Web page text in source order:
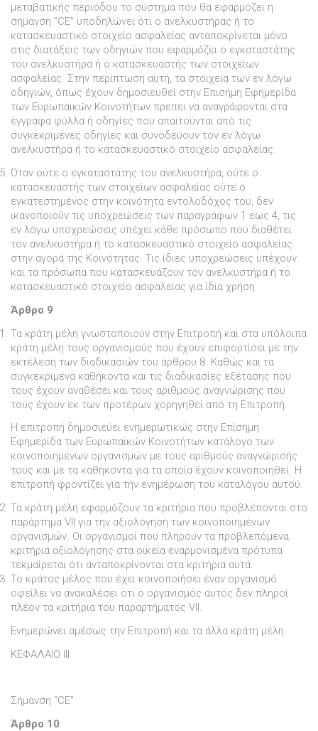
µεταβατικής περιόδου το σύστηµα που θα εφαρµόζει η
σήµανση “CE” υποδηλώνει ότι ο ανελκυστήρας ή το
κατασκευαστικό στοιχείο ασφαλείας ανταποκρίνεται µόνο
στις διατάξεις των οδηγιών που εφαρµόζει ο εγκαταστάτης
του ανελκυστήρα ή ο κατασκευαστής των στοιχείων
ασφαλείας. Στην περίπτωση αυτή, τα στοιχεία των εν λόγω
οδηγιών, όπως έχουν δηµοσιευθεί στην Επισήµη Εφηµερίδα
των Ευρωπαϊκών Κοινοτήτων πρεπει να αναγράφονται στα
έγγραφα φύλλα ή οδηγίες που απαιτούνται από τις
συγκεκριµένες οδηγίες και συνοδεύουν τον εν λόγω
ανελκυστήρα ή το κατασκευαστικό στοιχείο ασφαλείας.
Όταν ούτε ο εγκαταστάτης του ανελκυστήρα, ούτε ο
κατασκευαστής των στοιχείων ασφαλείας ούτε ο
εγκατεστηµένος στην κοινότητα εντολοδόχος του, δεν
ικανοποιούν τις υποχρεώσεις των παραγράφων 1 εως 4, τις
εν λόγω υποχρεώσεις υπέχει κάθε πρόσωπο που διαθέτει
τον ανελκυστήρα ή το κατασκευαστικό στοιχείο ασφαλείας
στην αγορά της Κοινότητας. Τις ίδιες υποχρεώσεις υπέχουν
και τα πρόσωπα που κατασκευάζουν τον ανελκυστήρα ή το
κατασκευαστικό στοιχείο ασφαλείας για ίδια χρήση.
Άρθρο 9
Τα κράτη µέλη γνωστοποιούν στην Επιτροπή και στα υπόλοιπα
κράτη µέλη τους οργανισµούς που έχουν επιφορτίσει µε την
εκτέλεση των διαδικασιών του άρθρου 8. Καθώς και τα
συγκεκριµένα καθήκοντα και τις διαδικασίες εξέτασης που
τους έχουν αναθέσει και τους αριθµούς αναγνώρισης που
τους έχουν εκ των προτέρων χορηγηθεί από τη Επιτροπή.
Η επιτροπή δηµοσιεύει ενηµερωτικώς στην Επίσηµη
Εφηµερίδα των Ευρωπαϊκών Κοινοτήτων κατάλογο των
κοινοποιηµένων οργανισµών µε τους αριθµούς αναγνώρισής
τους και µε τα καθήκοντα για τα οποία έχουν κοινοποιηθεί. Η
επιτροπή φροντίζει για την ενηµέρωση του καταλόγου αυτού.
Τα κράτη µέλη εφαρµόζουν τα κριτήρια που προβλέπονται στο
παράρτηµα VII για την αξιολόγηση των κοινοποιηµένων
οργανισµών. Οι οργανισµοί που πληρούν τα προβλεπόµενα
κριτήρια αξιολόγησης στα οικεία εναρµονισµένα πρότυπα
τεκµαίρεται ότι ανταποκρίνονται στα κριτήρια αυτά.
Το κράτος µέλος που έχει κοινοποιήσει έναν οργανισµό
οφείλει να ανακαλέσει ότι ο οργανισµός αυτός δεν πληροί
πλέον τα κριτήρια του παραρτήµατος VII.
Ενηµερώνει αµέσως την Επιτροπή και τα άλλα κράτη µέλη.
ΚΕΦΑΛΑΙΟ III
Σήµανση “CE”
Άρθρο 10